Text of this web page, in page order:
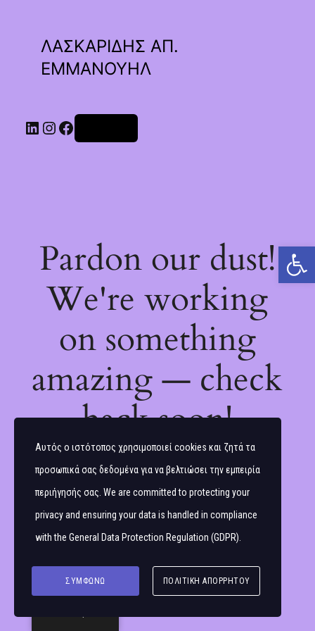
Ανοίξτε τη γραμμή εργαλείων
ΛΑΣΚΑΡΙΔΗΣ ΑΠ.
ΕΜΜΑΝΟΥΗΛ
Linkedin
Instagram
Facebook
Pardon our dust!
We're working
on something
amazing — check
back soon!
Αυτός ο ιστότοπος χρησιμοποιεί cookies και ζητά τα
προσωπικά σας δεδομένα για να βελτιώσει την εμπειρία
περιήγησής σας. We are committed to protecting your
privacy and ensuring your data is handled in compliance
with the General Data Protection Regulation (GDPR)
ΣΥΜΦΩΝΏ ΠΟΛΙΤΙΚΉ ΑΠΟΡΡΉΤΟΥ